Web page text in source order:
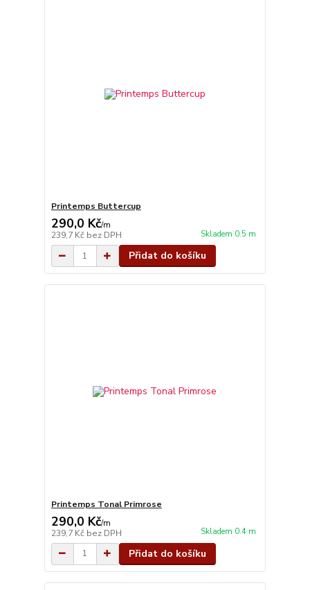
Printemps Buttercup
290,0 Kč/m
239,7 Kč bez DPH Skladem 0.5 m
Přidat do košíku
Printemps Tonal Primrose
290,0 Kč/m
239,7 Kč bez DPH Skladem 0.4 m
Přidat do košíku